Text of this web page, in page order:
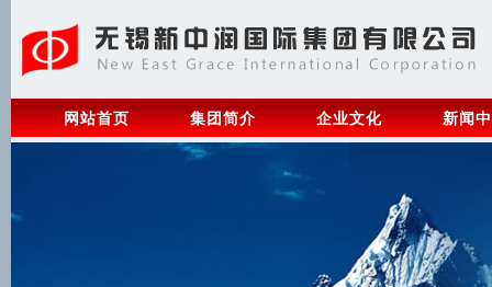
网站首页 集团简介 企业文化 新闻